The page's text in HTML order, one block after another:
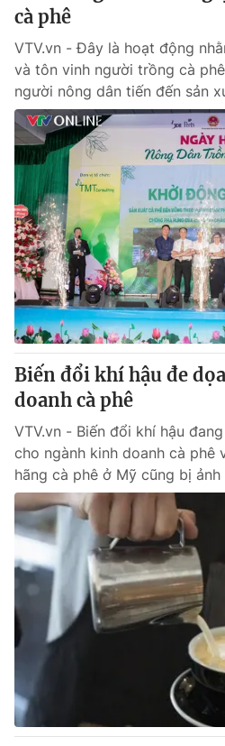
cà phê
VTV.vn - Đây là hoạt động
và tôn vinh người trồng cà
người nông dân tiến đến sản
Biến đổi khí hậu đe
doanh cà phê
VTV.vn - Biến đổi khí hậu
cho ngành kinh doanh cà phê
hãng cà phê ở Mỹ cũng bị